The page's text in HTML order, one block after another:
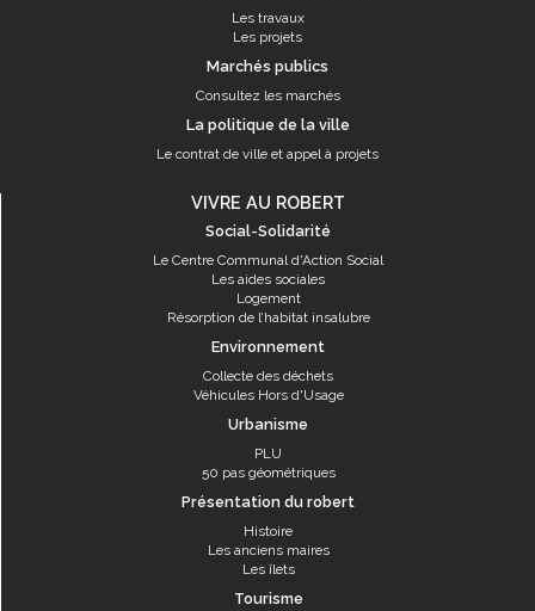
Les travaux
Les projets
Marchés publics
Consultez les marchés
La politique de la ville
Le contrat de ville et appel à projets
VIVRE AU ROBERT
Social-Solidarité
Le Centre Communal d'Action Social
Les aides sociales
Logement
Résorption de l’habitat insalubre
Environnement
Collecte des déchets
Véhicules Hors d'Usage
Urbanisme
PLU
50 pas géométriques
Présentation du robert
Histoire
Les anciens maires
Les îlets
Tourisme